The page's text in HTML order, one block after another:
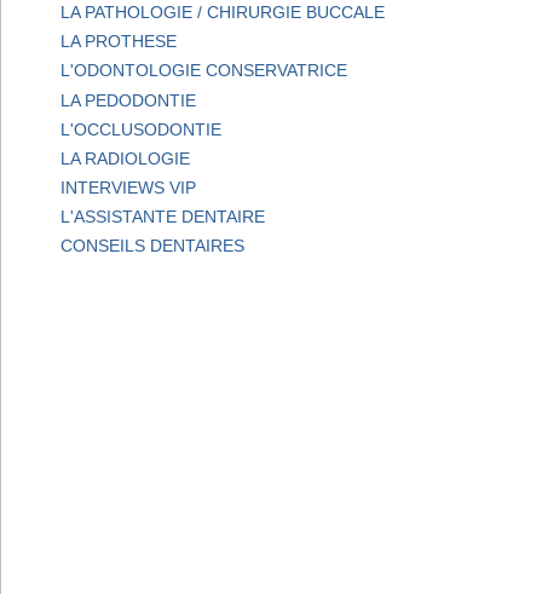
LA PATHOLOGIE / CHIRURGIE BUCCALE
LA PROTHESE
L'ODONTOLOGIE CONSERVATRICE
LA PEDODONTIE
L'OCCLUSODONTIE
LA RADIOLOGIE
INTERVIEWS VIP
L'ASSISTANTE DENTAIRE
CONSEILS DENTAIRES